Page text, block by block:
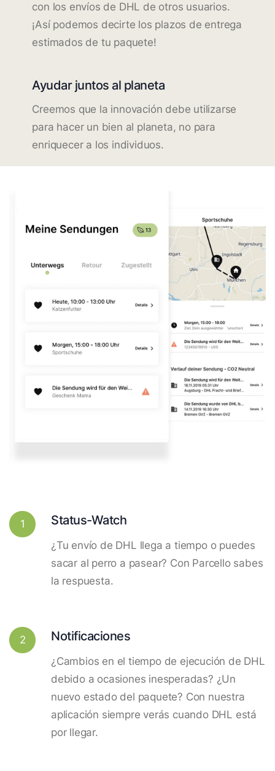
con los envíos de DHL de otros usuarios.
¡Así podemos decirte los plazos de entrega
estimados de tu paquete!
Ayudar juntos al planeta
Creemos que la innovación debe utilizarse
para hacer un bien al planeta, no para
enriquecer a los individuos.
1 Status-Watch
¿Tu envío de DHL llega a tiempo o puedes
sacar al perro a pasear? Con Parcello sabes
la respuesta.
2 Notificaciones
¿Cambios en el tiempo de ejecución de DHL
debido a ocasiones inesperadas? ¿Un
nuevo estado del paquete? Con nuestra
aplicación siempre verás cuando DHL está
por llegar.